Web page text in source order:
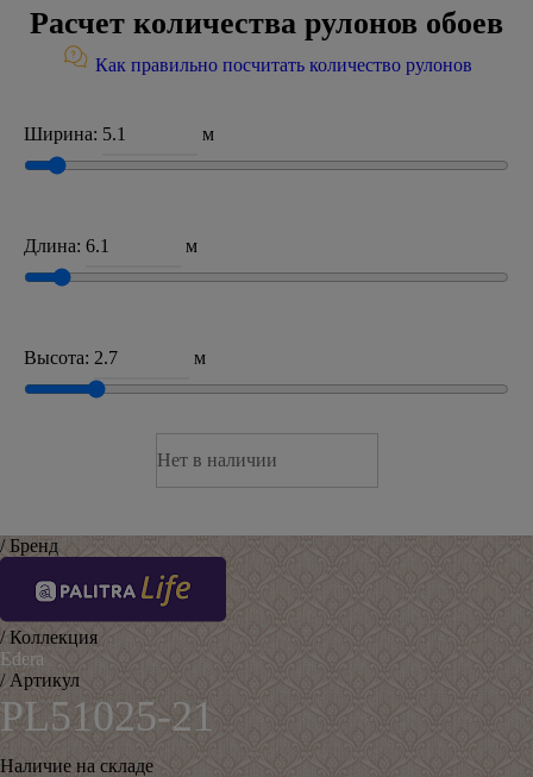
Расчет количества рулонов обоев
Как правильно посчитать количество рулонов
Ширина: м
Длина: м
Высота: м
Нет в наличии
/ Бренд
/ Коллекция
Edera
/ Артикул
PL51025-21
Наличие на складе